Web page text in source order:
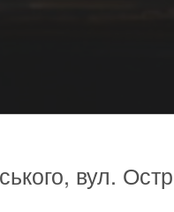
вул.